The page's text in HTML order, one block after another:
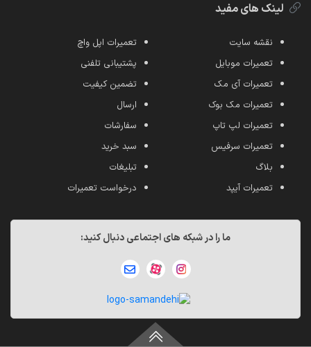
لینک های مفید
نقشه سایت
تعمیرات موبایل
تعمیرات آی مک
تعمیرات مک بوک
تعمیرات لپ تاپ
تعمیرات سرفیس
بلاگ
تعمیرات آیپد
تعمیرات اپل واچ
پشتیبانی تلفنی
تضمین کیفیت
ارسال
سفارشات
سبد خرید
تبلیغات
درخواست تعمیرات
ما را در شبکه های اجتماعی دنبال کنید: